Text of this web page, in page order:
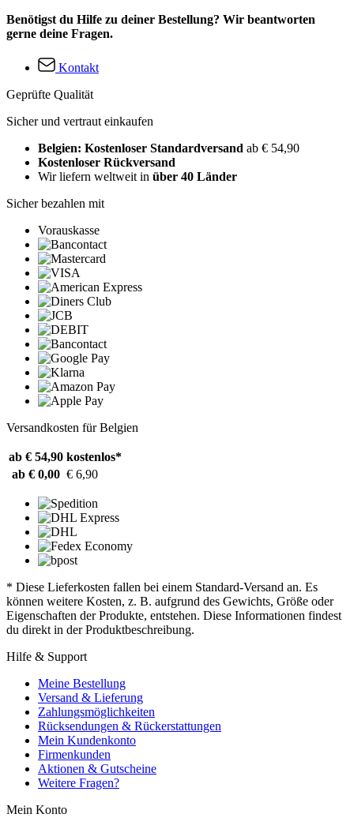
Benötigst du Hilfe zu deiner Bestellung? Wir beantworten
gerne deine Fragen.
Kontakt
Geprüfte Qualität
Sicher und vertraut einkaufen
Belgien: Kostenloser Standardversand ab € 54,90
Kostenloser Rückversand
Wir liefern weltweit in über 40 Länder
Sicher bezahlen mit
Vorauskasse
Versandkosten für Belgien
ab € 54,90 kostenlos*
ab € 0,00 € 6,90
* Diese Lieferkosten fallen bei einem Standard-Versand an. Es
können weitere Kosten, z. B. aufgrund des Gewichts, Größe oder
Eigenschaften der Produkte, entstehen. Diese Informationen findest
du direkt in der Produktbeschreibung.
Hilfe & Support
Meine Bestellung
Versand & Lieferung
Zahlungsmöglichkeiten
Rücksendungen & Rückerstattungen
Mein Kundenkonto
Firmenkunden
Aktionen & Gutscheine
Weitere Fragen?
Mein Konto